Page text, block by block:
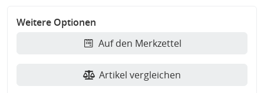
Weitere Optionen
Auf den Merkzettel
Artikel vergleichen